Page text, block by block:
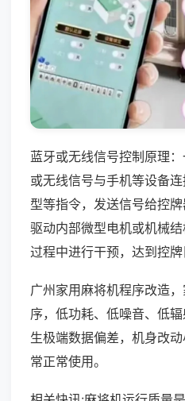
蓝牙或无线信号控制原理
或无线信号与手机等设备
型等指令，发送信号给控
驱动内部微型电机或机械
过程中进行干预，达到控牌
广州家用麻将机程序改造
序，低功耗、低噪音、低
生极端数据偏差，机身改
常正常使用。